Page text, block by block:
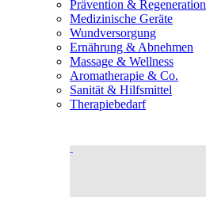
Prävention & Regeneration
Medizinische Geräte
Wundversorgung
Ernährung & Abnehmen
Massage & Wellness
Aromatherapie & Co.
Sanität & Hilfsmittel
Therapiebedarf